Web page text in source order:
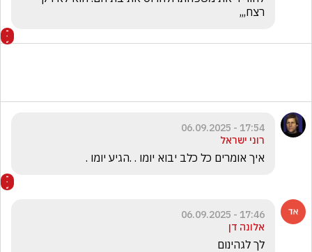
רצח,,,
17:54 - 06.09.2025
רוני ישראל
איך אומרים כל כלב יבוא יומו . .הגיע יומו .
17:46 - 06.09.2025
אלונה דן
לך לגהינום